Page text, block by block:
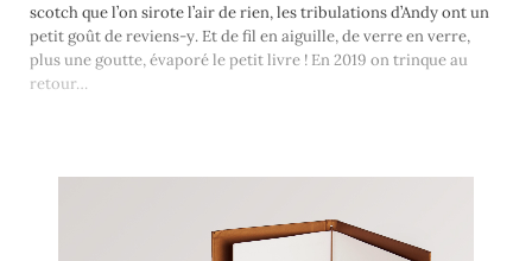
scotch que l’on sirote l’air de rien, les tribulations d’Andy ont un
petit goût de reviens-y. Et de fil en aiguille, de verre en verre,
plus une goutte, évaporé le petit livre ! En 2019 on trinque au
retour…